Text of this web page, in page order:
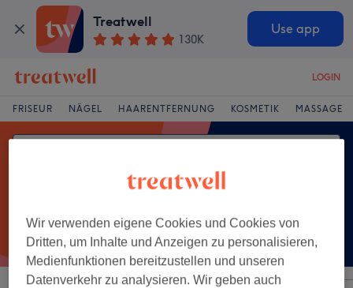
Treatwell
130K
Use app
LOGIN
FRISEUR NÄGEL HAARENTFERNUNG KOSMETIK MASSAGE
Wir verwenden eigene Cookies und Cookies von
Dritten, um Inhalte und Anzeigen zu personalisieren,
Medienfunktionen bereitzustellen und unseren
Datenverkehr zu analysieren. Wir geben auch